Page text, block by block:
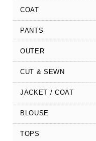
COAT
PANTS
OUTER
CUT & SEWN
JACKET / COAT
BLOUSE
TOPS